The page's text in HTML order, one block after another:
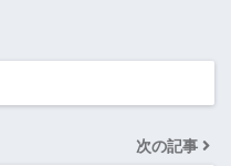
次の記事